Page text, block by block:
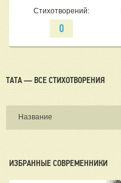
Стихотворений:
0
TATA — ВСЕ СТИХОТВОРЕНИЯ
Название
ИЗБРАННЫЕ СОВРЕМЕННИКИ